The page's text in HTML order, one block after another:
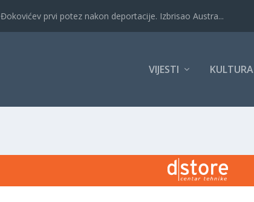
Đokovićev prvi potez nakon deportacije. Izbrisao Austra...
VIJESTI KULTURA